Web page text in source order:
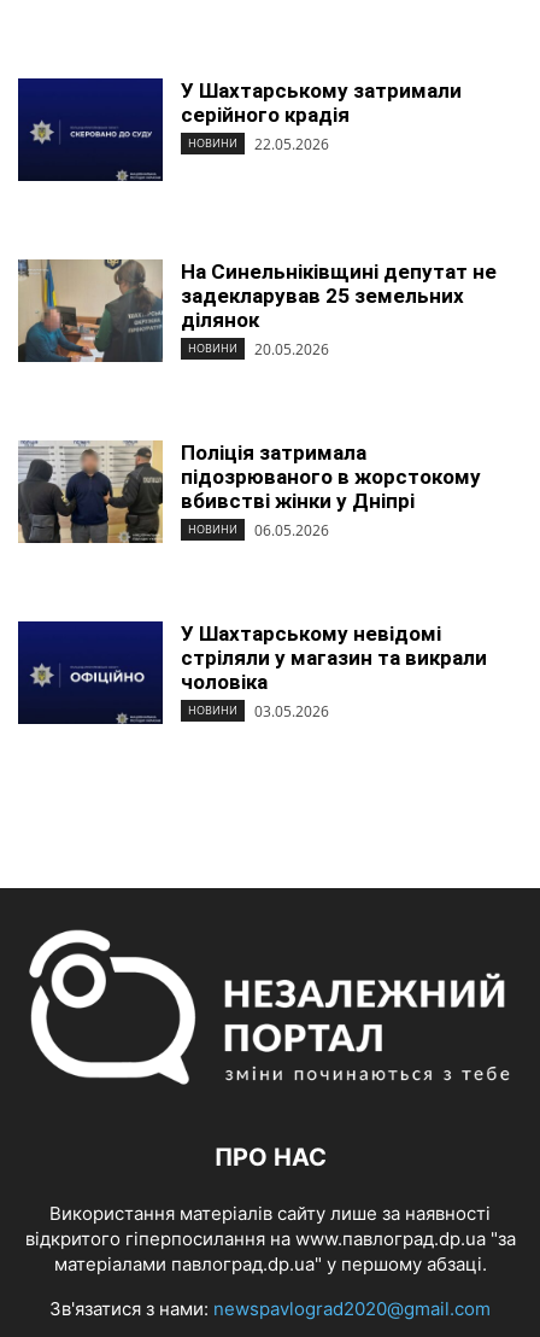
У Шахтарському затримали
серійного крадія
НОВИНИ 22.05.2026
На Синельніківщині депутат не
задекларував 25 земельних
ділянок
НОВИНИ 20.05.2026
Поліція затримала
підозрюваного в жорстокому
вбивстві жінки у Дніпрі
НОВИНИ 06.05.2026
У Шахтарському невідомі
стріляли у магазин та викрали
чоловіка
НОВИНИ 03.05.2026
ПРО НАС
Використання матеріалів сайту лише за наявності
відкритого гіперпосилання на www.павлоград.dp.ua "за
матеріалами павлоград.dp.ua" у першому абзаці.
Зв'язатися з нами: newspavlograd2020@gmail.com